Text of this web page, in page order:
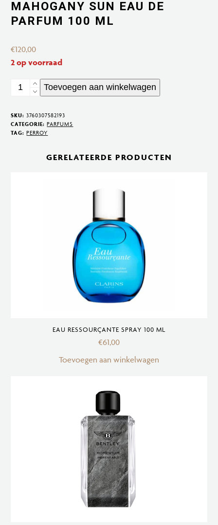
MAHOGANY SUN EAU DE
PARFUM 100 ML
€120,00
2 op voorraad
Mahogany
de
Parfum
Toevoegen aan winkelwagen
SKU:3760307582193
CATEGORIE:PARFUMS
TAG:PERROY
GERELATEERDE PRODUCTEN
EAU RESSOURÇANTE SPRAY 100 ML
€61,00
Toevoegen aan winkelwagen